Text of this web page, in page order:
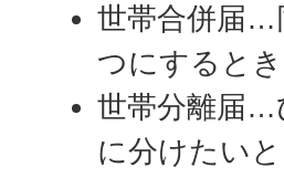
世帯合併届…
つにするとき
世帯分離届…
に分けたいと